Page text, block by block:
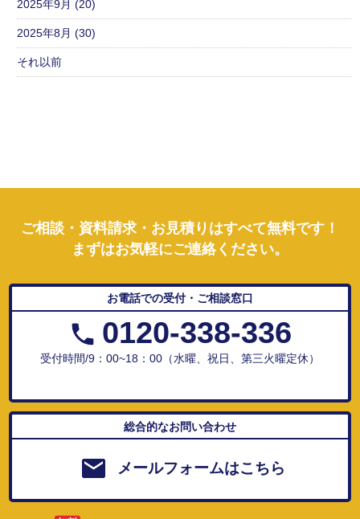
2025年9月 (20)
2025年8月 (30)
それ以前
ご相談・資料請求・お見積りはすべて無料です！
まずはお気軽にご連絡ください。
お電話での受付・ご相談窓口
0120-338-336
受付時間/9：00~18：00（水曜、祝日、第三火曜定休）
総合的なお問い合わせ
メールフォームはこちら